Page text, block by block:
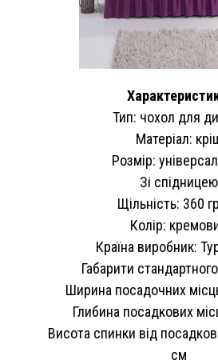
Тип: чохол для
Матеріал:
Розмір:
Зі спідницею
Щільність: 360
Колір:
Країна виробник:
Габарити
Ширина посадочних
Глибина посадкових
Висота спинки від
см